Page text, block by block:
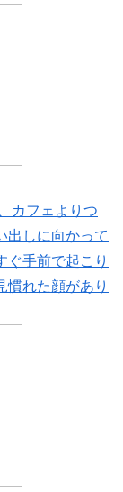
カフェよりつ
出しに向かって
ぐ手前で起こり
慣れた顔があり